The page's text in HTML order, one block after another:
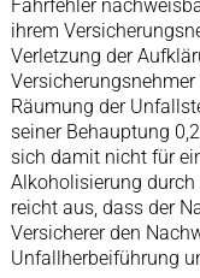
Fahrfehler
ihrem
Verletzung der
Räumung der
seiner Behauptung
sich damit nicht für
Alkoholisierung
reicht aus, dass der
Versicherer den
Unfallherbeiführung